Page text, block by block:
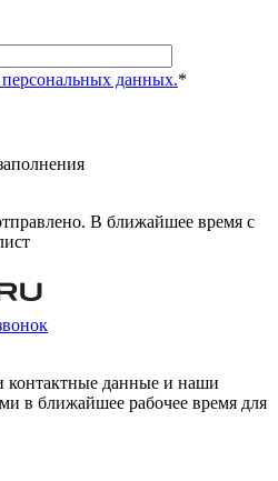
персональных данных.*
В ближайшее время с
контактные данные и наши
в ближайшее рабочее время для